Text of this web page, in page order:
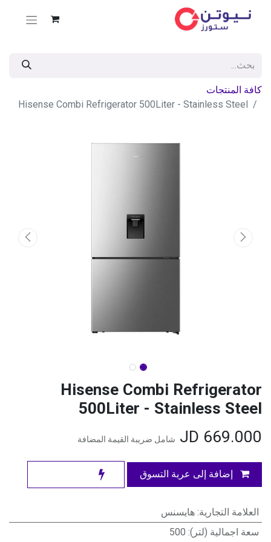
كافة المنتجات
Hisense Combi Refrigerator 500Liter - Stainless Steel
Hisense Combi Refrigerator
500Liter - Stainless Steel
669.000
شامل ضريبة القيمة المضافة
إضافة إلى عربة التسوق
العلامة التجارية: هايسنس
سعة اجمالية (لتر):
500